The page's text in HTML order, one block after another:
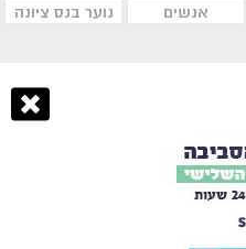
אנשים
נוער בנס ציונה